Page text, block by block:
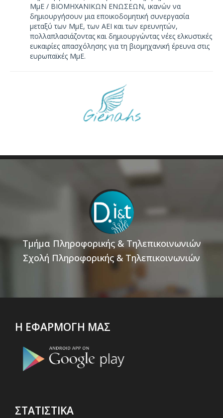
ΜμΕ / ΒΙΟΜΗΧΑΝΙΚΩΝ ΕΝΩΣΕΩΝ, ικανών να
δημιουργήσουν μια εποικοδομητική συνεργασία
μεταξύ των ΜμΕ, των ΑΕΙ και των ερευνητών,
πολλαπλασιάζοντας και δημιουργώντας νέες ελκυστικές
ευκαιρίες απασχόλησης για τη βιομηχανική έρευνα στις
ευρωπαϊκές ΜμΕ.
Τμήμα Πληροφορικής & Τηλεπικοινωνιών
Σχολή Πληροφορικής & Τηλεπικοινωνιών
Η ΕΦΑΡΜΟΓΗ ΜΑΣ
ΣΤΑΤΙΣΤΙΚΑ